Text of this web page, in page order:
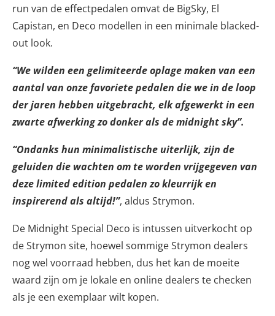
run van de effectpedalen omvat de BigSky, El
Capistan, en Deco modellen in een minimale blacked-
out look.
“We wilden een gelimiteerde oplage maken van een
aantal van onze favoriete pedalen die we in de loop
der jaren hebben uitgebracht, elk afgewerkt in een
zwarte afwerking zo donker als de midnight sky”.
“Ondanks hun minimalistische uiterlijk, zijn de
geluiden die wachten om te worden vrijgegeven van
deze limited edition pedalen zo kleurrijk en
inspirerend als altijd!”, aldus Strymon.
De Midnight Special Deco is intussen uitverkocht op
de Strymon site, hoewel sommige Strymon dealers
nog wel voorraad hebben, dus het kan de moeite
waard zijn om je lokale en online dealers te checken
als je een exemplaar wilt kopen.